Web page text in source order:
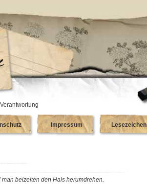
Impressum Lesezeichen
beizeiten den Hals herumdrehen.